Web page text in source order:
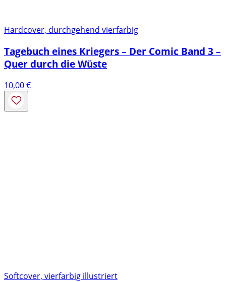
Hardcover, durchgehend vierfarbig
Tagebuch eines Kriegers – Der Comic Band 3 –
Quer durch die Wüste
10,00€
Softcover, vierfarbig illustriert